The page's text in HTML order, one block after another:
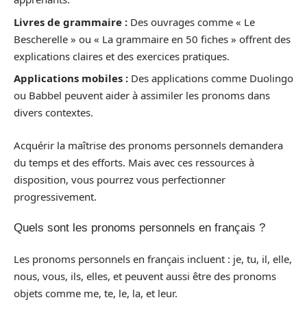
Livres de grammaire : Des ouvrages comme « Le
Bescherelle » ou « La grammaire en 50 fiches » offrent des
explications claires et des exercices pratiques.
Applications mobiles : Des applications comme Duolingo
ou Babbel peuvent aider à assimiler les pronoms dans
divers contextes.
Acquérir la maîtrise des pronoms personnels demandera
du temps et des efforts. Mais avec ces ressources à
disposition, vous pourrez vous perfectionner
progressivement.
Quels sont les pronoms personnels en français ?
Les pronoms personnels en français incluent : je, tu, il, elle,
nous, vous, ils, elles, et peuvent aussi être des pronoms
objets comme me, te, le, la, et leur.